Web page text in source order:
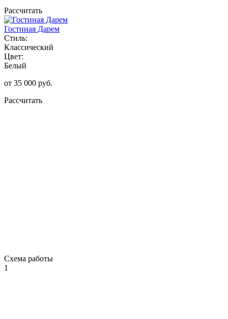
Рассчитать
Гостиная Дарем
Стиль:
Классический
Цвет:
Белый
от 35 000 руб.
Рассчитать
Схема работы
1